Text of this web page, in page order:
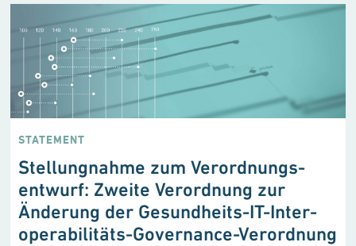
STATEMENT
Stellungnahme zum Verordnungs­
entwurf: Zweite Verordnung zur
Änderung der Gesundheits-IT-Inter­
operabilitäts-Governance-Verordnung